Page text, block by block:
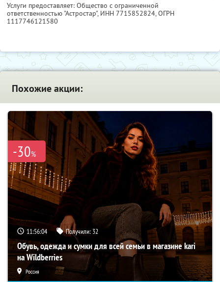
Услуги предоставляет: Общество с ограниченной
ответственностью "Астростар", ИНН 7715852824, ОГРН
1117746121580
Похожие акции:
-30%
11:56:03 Получили: 32
Обувь, одежда и сумки для всей семьи в магазине kari
на Wildberries
Россия